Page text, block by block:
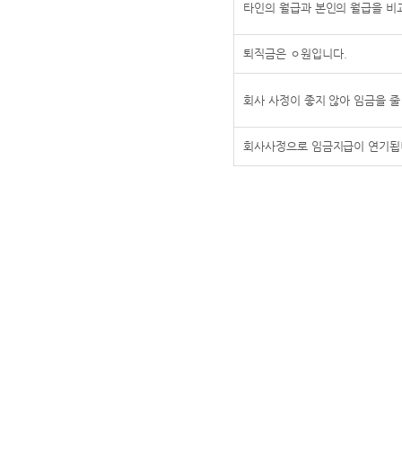
타인의 월급과 본인의 월급을 비
퇴직금은 ㅇ원입니다.
회사 사정이 좋지 않아 임금을
회사사정으로 임금지급이 연기